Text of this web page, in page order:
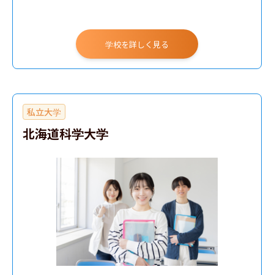
学校を詳しく見る
私立大学
北海道科学大学